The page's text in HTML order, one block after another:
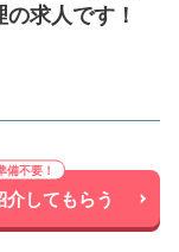
求人です！
介してもらう